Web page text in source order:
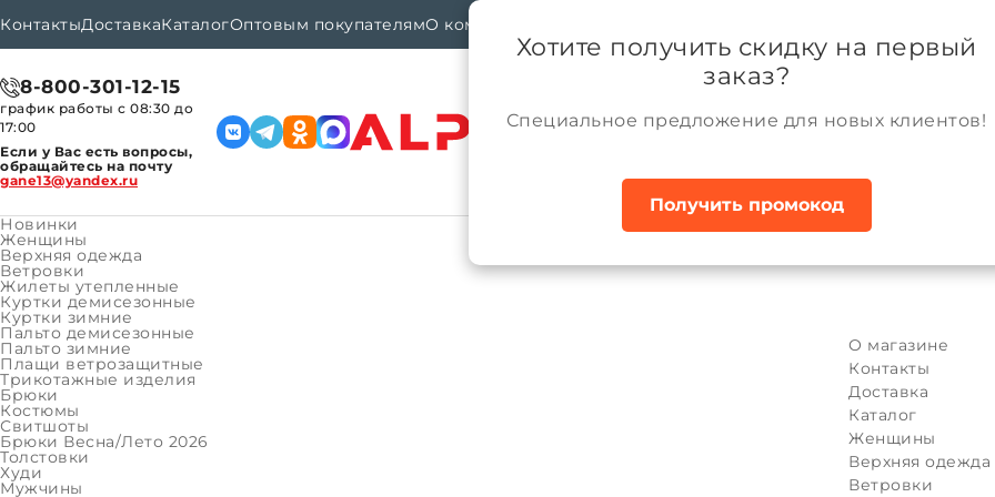
КонтактыДоставкаКаталогОптовым покупателямО компании
8-800-301-12-15
график работы с 08:30 до
17:00
Если у Вас есть вопросы,
обращайтесь на почту
gane13@yandex.ru
Новинки
Женщины
Верхняя одежда
Ветровки
Жилеты утепленные
Куртки демисезонные
Куртки зимние
Пальто демисезонные
Пальто зимние
Плащи ветрозащитные
Трикотажные изделия
Брюки
Костюмы
Свитшоты
Брюки Весна/Лето 2026
Толстовки
Худи
Мужчины
Главная Каталог
Неправильно набран адрес,
или такой страницы на сайте больше не существует.
О магазине
Контакты
Доставка
Каталог
Женщины
Верхняя одежда
Ветровки
Хотите получить скидку на первый
заказ?
Специальное предложение для новых клиентов!
Получить промокод